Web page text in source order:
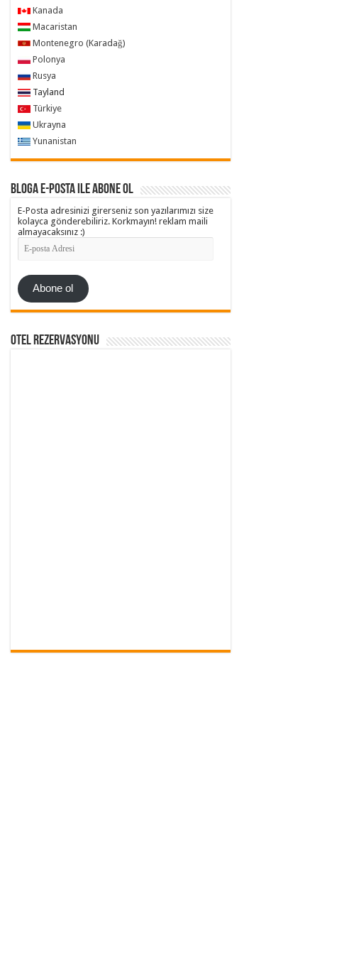
Kanada
Macaristan
Montenegro (Karadağ)
Polonya
Rusya
Tayland
Türkiye
Ukrayna
Yunanistan
Bloga e-posta ile abone ol
E-Posta adresinizi girerseniz son yazılarımızı size
kolayca gönderebiliriz. Korkmayın! reklam maili
almayacaksınız :)
E-
posta
Adresi
Abone ol
Otel Rezervasyonu